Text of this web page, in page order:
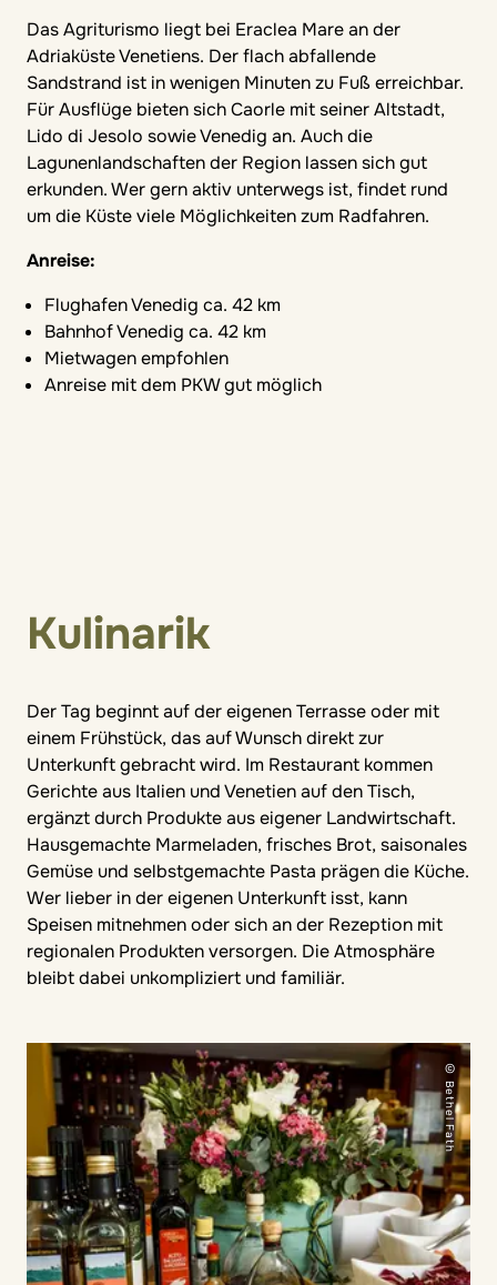
Das Agriturismo liegt bei Eraclea Mare an der
Adriaküste Venetiens. Der flach abfallende
Sandstrand ist in wenigen Minuten zu Fuß erreichbar.
Für Ausflüge bieten sich Caorle mit seiner Altstadt,
Lido di Jesolo sowie Venedig an. Auch die
Lagunenlandschaften der Region lassen sich gut
erkunden. Wer gern aktiv unterwegs ist, findet rund
um die Küste viele Möglichkeiten zum Radfahren.
Anreise:
Flughafen Venedig ca. 42 km
Bahnhof Venedig ca. 42 km
Mietwagen empfohlen
Anreise mit dem PKW gut möglich
Kulinarik
Der Tag beginnt auf der eigenen Terrasse oder mit
einem Frühstück, das auf Wunsch direkt zur
Unterkunft gebracht wird. Im Restaurant kommen
Gerichte aus Italien und Venetien auf den Tisch,
ergänzt durch Produkte aus eigener Landwirtschaft.
Hausgemachte Marmeladen, frisches Brot, saisonales
Gemüse und selbstgemachte Pasta prägen die Küche.
Wer lieber in der eigenen Unterkunft isst, kann
Speisen mitnehmen oder sich an der Rezeption mit
regionalen Produkten versorgen. Die Atmosphäre
bleibt dabei unkompliziert und familiär.
© Bethel Fath